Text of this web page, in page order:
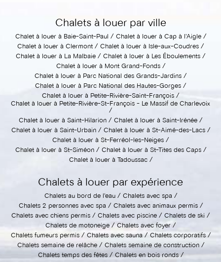
Chalets à louer par ville
Chalet à louer à Baie-Saint-Paul
Chalet à louer à Cap à l'Aigle
Chalet à louer à Clermont
Chalet à louer à Isle-aux-Coudres
Chalet à louer à La Malbaie
Chalet à louer à Les Éboulements
Chalet à louer à Mont Grand-Fonds
Chalet à louer à Parc National des Grands-Jardins
Chalet à louer à Parc National des Hautes-Gorges
Chalet à louer à Petite-Rivière-Saint-François
Chalet à louer à Petite-Rivière-St-François - Le Massif de Charlevoix
Chalet à louer à Saint-Hilarion
Chalet à louer à Saint-Irénée
Chalet à louer à Saint-Urbain
Chalet à louer à St-Aimé-des-Lacs
Chalet à louer à St-Ferréol-les-Neiges
Chalet à louer à St-Siméon
Chalet à louer à St-Tites des Caps
Chalet à louer à Tadoussac
Chalets à louer par expérience
Chalets au bord de l'eau
Chalets avec spa
Chalets 2 personnes avec spa
Chalets avec animaux permis
Chalets avec chiens permis
Chalets avec piscine
Chalets de ski
Chalets de motoneige
Chalets avec foyer
Chalets fumeurs permis
Chalets avec sauna
Chalets corporatifs
Chalets semaine de relâche
Chalets semaine de construction
Chalets temps des fêtes
Chalets en bois ronds